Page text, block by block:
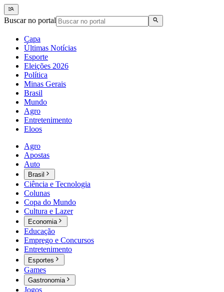
Buscar no portal
Capa
Últimas Notícias
Esporte
Eleições 2026
Política
Minas Gerais
Brasil
Mundo
Agro
Entretenimento
Eloos
Agro
Apostas
Auto
Brasil
Ciência e Tecnologia
Colunas
Copa do Mundo
Cultura e Lazer
Economia
Educação
Emprego e Concursos
Entretenimento
Esportes
Games
Gastronomia
Jogos